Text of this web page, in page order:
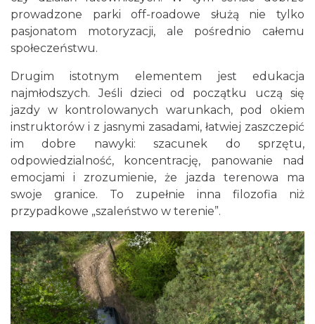
prowadzone parki off-roadowe służą nie tylko
pasjonatom motoryzacji, ale pośrednio całemu
społeczeństwu.
Drugim istotnym elementem jest edukacja
najmłodszych. Jeśli dzieci od początku uczą się
jazdy w kontrolowanych warunkach, pod okiem
instruktorów i z jasnymi zasadami, łatwiej zaszczepić
im dobre nawyki: szacunek do sprzętu,
odpowiedzialność, koncentrację, panowanie nad
emocjami i zrozumienie, że jazda terenowa ma
swoje granice. To zupełnie inna filozofia niż
przypadkowe „szaleństwo w terenie”.